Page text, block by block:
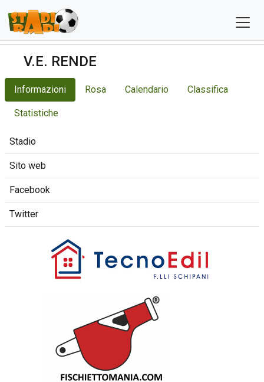
V.E. RENDE
Informazioni Rosa Calendario Classifica
Statistiche
Stadio
Sito web
Facebook
Twitter